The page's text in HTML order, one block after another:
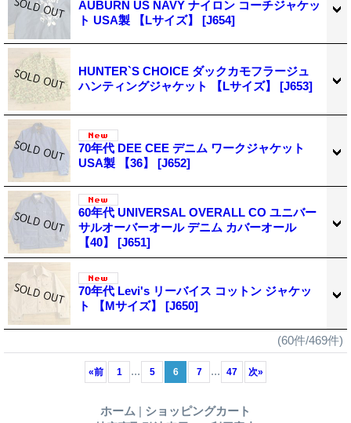
AUBURN US NAVY ナイロン コーチジャケッ
ト USA製 【Lサイズ】 [J654]
HUNTER`S CHOICE ダックカモフラージュ
ハンティングジャケット 【Lサイズ】 [J653]
70年代 DEE CEE デニム ワークジャケット
USA製 【36】 [J652]
60年代 UNIVERSAL OVERALL CO ユニバー
サルオーバーオール デニム カバーオール
【40】 [J651]
70年代 Levi's リーバイス コットン ジャケッ
ト 【Mサイズ】 [J650]
(60件/469件)
«前 1 ... 5 6 7 ... 47 次»
ホーム | ショッピングカート